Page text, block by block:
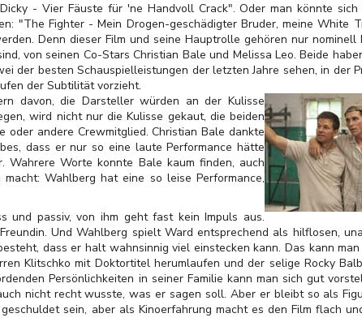
- Vier Fäuste für 'ne Handvoll Crack". Oder man könnte sich
"The Fighter - Mein Drogen-geschädigter Bruder, meine White
Denn dieser Film und seine Hauptrolle gehören nur nominell
von seinen Co-Stars Christian Bale und Melissa Leo. Beide
der besten Schauspielleistungen der letzten Jahre sehen, in der
der Subtilität vorzieht.
davon, die Darsteller würden an der Kulisse
wird nicht nur die Kulisse gekaut, die beiden
oder andere Crewmitglied. Christian Bale dankte
dass er nur so eine laute Performance hätte
Wahrere Worte konnte Bale kaum finden, auch
Wahlberg hat eine so leise Performance,
und passiv, von ihm geht fast kein Impuls aus.
Und Wahlberg spielt Ward entsprechend als hilflosen,
dass er halt wahnsinnig viel einstecken kann. Das kann
Klitschko mit Doktortitel herumlaufen und der selige Rocky
Persönlichkeiten in seiner Familie kann man sich gut
nicht recht wusste, was er sagen soll. Aber er bleibt so als
sein, aber als Kinoerfahrung macht es den Film flach